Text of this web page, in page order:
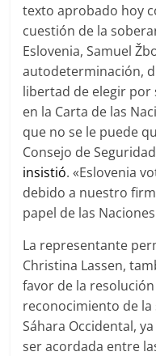
texto aprobado hoy
cuestión de la
Eslovenia, Samuel
autodeterminación,
libertad de elegir por
en la Carta de las
que no se le puede
Consejo de
insistió. «Eslovenia
debido a nuestro
papel de las
La representante
Christina Lassen,
favor de la
reconocimiento de
Sáhara Occidental,
ser acordada entre